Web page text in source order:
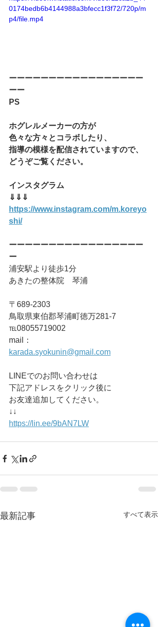
0174bedb6b4144988a3bfecc1f3f72/720p/m
p4/file.mp4
ーーーーーーーーーーーーーーーーー
ーー
PS
ホグレルメーカーの方が
色々な方々とコラボしたり、
指導の模様を配信されていますので、
どうぞご覧ください。
インスタグラム
⇓⇓⇓
https://www.instagram.com/m.koreyo
shi/
ーーーーーーーーーーーーーーーーー
ー
浦安駅より徒歩1分
あきたの整体院　琴浦
〒689-2303
鳥取県東伯郡琴浦町徳万281-7
℡08055719002
mail：
karada.syokunin@gmail.com
LINEでのお問い合わせは
下記アドレスをクリック後に
お友達追加してください。
↓↓
https://lin.ee/9bAN7LW
最新記事 すべて表示